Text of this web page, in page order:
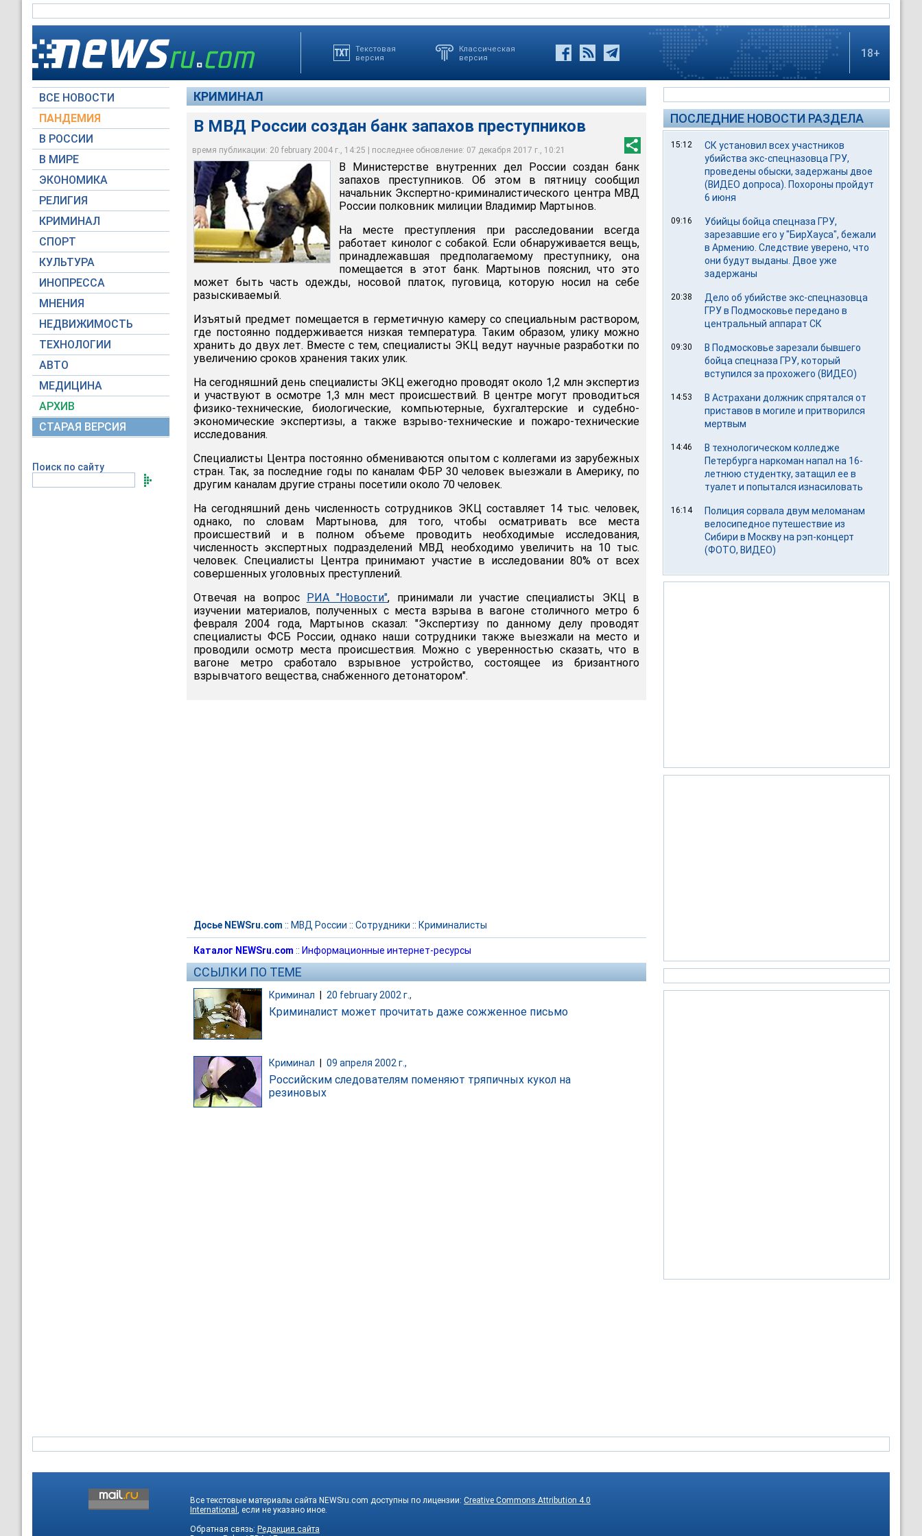
Текстовая
версия
Классическая
версия
18+
ВСЕ НОВОСТИ
ПАНДЕМИЯ
В РОССИИ
В МИРЕ
ЭКОНОМИКА
РЕЛИГИЯ
КРИМИНАЛ
СПОРТ
КУЛЬТУРА
ИНОПРЕССА
МНЕНИЯ
НЕДВИЖИМОСТЬ
ТЕХНОЛОГИИ
АВТО
МЕДИЦИНА
АРХИВ
СТАРАЯ ВЕРСИЯ
Поиск по сайту
КРИМИНАЛ
В МВД России создан банк запахов преступников
время публикации: 20 february 2004 г., 14:25 | последнее обновление: 07 декабря 2017 г., 10:21
В МВД России создан банк запахов преступников
Архив NEWSru.com
В Министерстве внутренних дел России создан банк
запахов преступников. Об этом в пятницу сообщил
начальник Экспертно-криминалистического центра МВД
России полковник милиции Владимир Мартынов.
На месте преступления при расследовании всегда
работает кинолог с собакой. Если обнаруживается вещь,
принадлежавшая предполагаемому преступнику, она
помещается в этот банк. Мартынов пояснил, что это
может быть часть одежды, носовой платок, пуговица, которую носил на себе
разыскиваемый.
Изъятый предмет помещается в герметичную камеру со специальным раствором,
где постоянно поддерживается низкая температура. Таким образом, улику можно
хранить до двух лет. Вместе с тем, специалисты ЭКЦ ведут научные разработки по
увеличению сроков хранения таких улик.
На сегодняшний день специалисты ЭКЦ ежегодно проводят около 1,2 млн экспертиз
и участвуют в осмотре 1,3 млн мест происшествий. В центре могут проводиться
физико-технические, биологические, компьютерные, бухгалтерские и судебно-
экономические экспертизы, а также взрыво-технические и пожаро-технические
исследования.
Специалисты Центра постоянно обмениваются опытом с коллегами из зарубежных
стран. Так, за последние годы по каналам ФБР 30 человек выезжали в Америку, по
другим каналам другие страны посетили около 70 человек.
На сегодняшний день численность сотрудников ЭКЦ составляет 14 тыс. человек,
однако, по словам Мартынова, для того, чтобы осматривать все места
происшествий и в полном объеме проводить необходимые исследования,
численность экспертных подразделений МВД необходимо увеличить на 10 тыс.
человек. Специалисты Центра принимают участие в исследовании 80% от всех
совершенных уголовных преступлений.
Отвечая на вопрос РИА "Новости", принимали ли участие специалисты ЭКЦ в
изучении материалов, полученных с места взрыва в вагоне столичного метро 6
февраля 2004 года, Мартынов сказал: "Экспертизу по данному делу проводят
специалисты ФСБ России, однако наши сотрудники также выезжали на место и
проводили осмотр места происшествия. Можно с уверенностью сказать, что в
вагоне метро сработало взрывное устройство, состоящее из бризантного
взрывчатого вещества, снабженного детонатором".
Досье NEWSru.com :: МВД России :: Сотрудники :: Криминалисты
Каталог NEWSru.com :: Информационные интернет-ресурсы
ССЫЛКИ ПО ТЕМЕ
Криминал 20 february 2002 г.,
Криминалист может прочитать даже сожженное письмо
Криминал 09 апреля 2002 г.,
Российским следователям поменяют тряпичных кукол на
резиновых
ПОСЛЕДНИЕ НОВОСТИ РАЗДЕЛА
15:12
СК установил всех участников
убийства экс-спецназовца ГРУ,
проведены обыски, задержаны двое
(ВИДЕО допроса). Похороны пройдут
6 июня
09:16
Убийцы бойца спецназа ГРУ,
зарезавшие его у "БирХауса", бежали
в Армению. Следствие уверено, что
они будут выданы. Двое уже
задержаны
20:38
Дело об убийстве экс-спецназовца
ГРУ в Подмосковье передано в
центральный аппарат СК
09:30
В Подмосковье зарезали бывшего
бойца спецназа ГРУ, который
вступился за прохожего (ВИДЕО)
14:53
В Астрахани должник спрятался от
приставов в могиле и притворился
мертвым
14:46
В технологическом колледже
Петербурга наркоман напал на 16-
летнюю студентку, затащил ее в
туалет и попытался изнасиловать
16:14
Полиция сорвала двум меломанам
велосипедное путешествие из
Сибири в Москву на рэп-концерт
(ФОТО, ВИДЕО)
Все текстовые материалы сайта NEWSru.com доступны по лицензии: Creative Commons Attribution 4.0
International , если не указано иное.
Обратная связь: Редакция сайта